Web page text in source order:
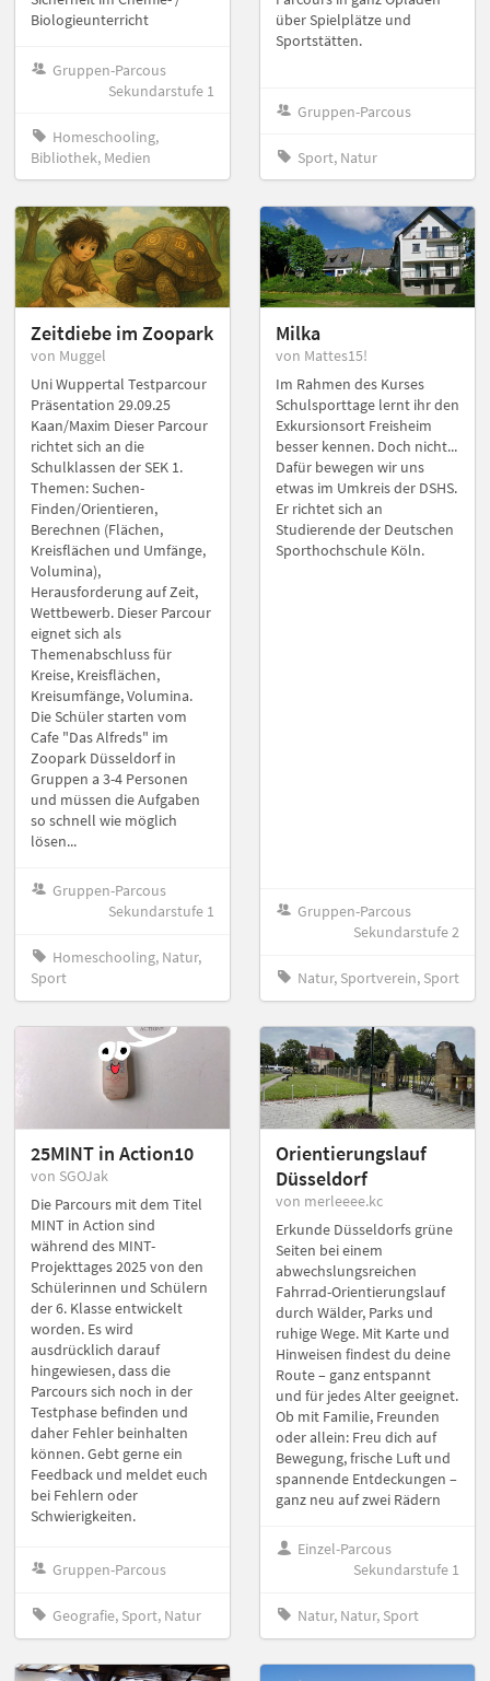
Biologieunterricht
Gruppen-Parcous
Sekundarstufe 1
Homeschooling,
Bibliothek, Medien
über Spielplätze und
Sportstätten.
Gruppen-Parcous
Sport, Natur
Zeitdiebe im Zoopark
von Muggel
Uni Wuppertal Testparcour
Präsentation 29.09.25
Kaan/Maxim Dieser Parcour
richtet sich an die
Schulklassen der SEK 1.
Themen: Suchen-
Finden/Orientieren,
Berechnen (Flächen,
Kreisflächen und Umfänge,
Volumina),
Herausforderung auf Zeit,
Wettbewerb. Dieser Parcour
eignet sich als
Themenabschluss für
Kreise, Kreisflächen,
Kreisumfänge, Volumina.
Die Schüler starten vom
Cafe "Das Alfreds" im
Zoopark Düsseldorf in
Gruppen a 3-4 Personen
und müssen die Aufgaben
so schnell wie möglich
lösen...
Gruppen-Parcous
Sekundarstufe 1
Homeschooling, Natur,
Sport
Milka
von Mattes15!
Im Rahmen des Kurses
Schulsporttage lernt ihr den
Exkursionsort Freisheim
besser kennen. Doch nicht...
Dafür bewegen wir uns
etwas im Umkreis der DSHS.
Er richtet sich an
Studierende der Deutschen
Sporthochschule Köln.
Gruppen-Parcous
Sekundarstufe 2
Natur, Sportverein, Sport
25MINT in Action10
von SGOJak
Die Parcours mit dem Titel
MINT in Action sind
während des MINT-
Projekttages 2025 von den
Schülerinnen und Schülern
der 6. Klasse entwickelt
worden. Es wird
ausdrücklich darauf
hingewiesen, dass die
Parcours sich noch in der
Testphase befinden und
daher Fehler beinhalten
können. Gebt gerne ein
Feedback und meldet euch
bei Fehlern oder
Schwierigkeiten.
Gruppen-Parcous
Geografie, Sport, Natur
Orientierungslauf
Düsseldorf
von merleeee.kc
Erkunde Düsseldorfs grüne
Seiten bei einem
abwechslungsreichen
Fahrrad-Orientierungslauf
durch Wälder, Parks und
ruhige Wege. Mit Karte und
Hinweisen findest du deine
Route – ganz entspannt
und für jedes Alter geeignet.
Ob mit Familie, Freunden
oder allein: Freu dich auf
Bewegung, frische Luft und
spannende Entdeckungen –
ganz neu auf zwei Rädern
Einzel-Parcous
Sekundarstufe 1
Natur, Natur, Sport